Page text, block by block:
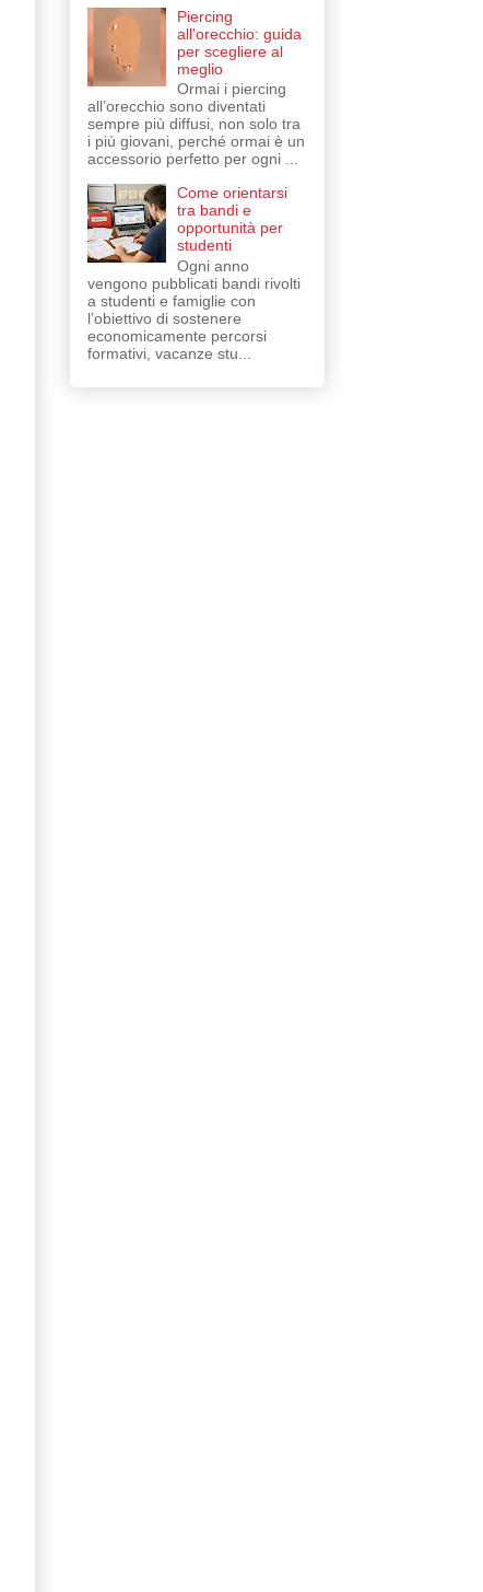
Piercing
all'orecchio: guida
per scegliere al
meglio
Ormai i piercing
all’orecchio sono diventati
sempre più diffusi, non solo tra
i più giovani, perché ormai è un
accessorio perfetto per ogni ...
Come orientarsi
tra bandi e
opportunità per
studenti
Ogni anno
vengono pubblicati bandi rivolti
a studenti e famiglie con
l’obiettivo di sostenere
economicamente percorsi
formativi, vacanze stu...